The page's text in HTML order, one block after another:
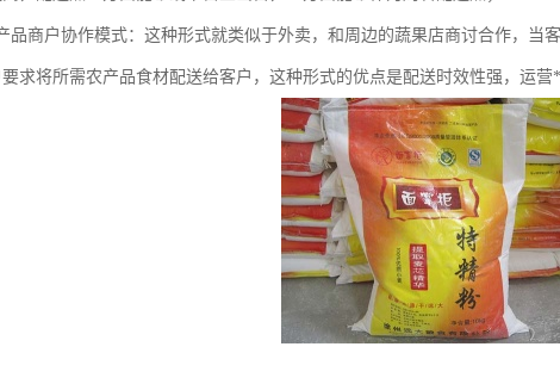
品商户协作模式：这种形式就类似于外卖，和周边的蔬果店商讨合作，当
求将所需农产品食材配送给客户，这种形式的优点是配送时效性强，运营*